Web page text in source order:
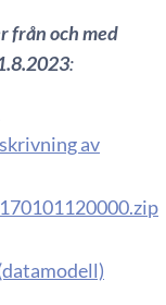
från och med
:
av